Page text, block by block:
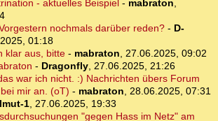
- aktuelles Beispiel- mabraton,
nochmals darüber reden?- D-
01:18
klar aus, bitte- mabraton, 27.06.2025, 09:02
- Dragonfly, 27.06.2025, 21:26
war ich nicht. :) Nachrichten übers Forum
mir an. (oT) - mabraton, 28.06.2025, 07:31
1, 27.06.2025, 19:33
"gegen Hass im Netz" am